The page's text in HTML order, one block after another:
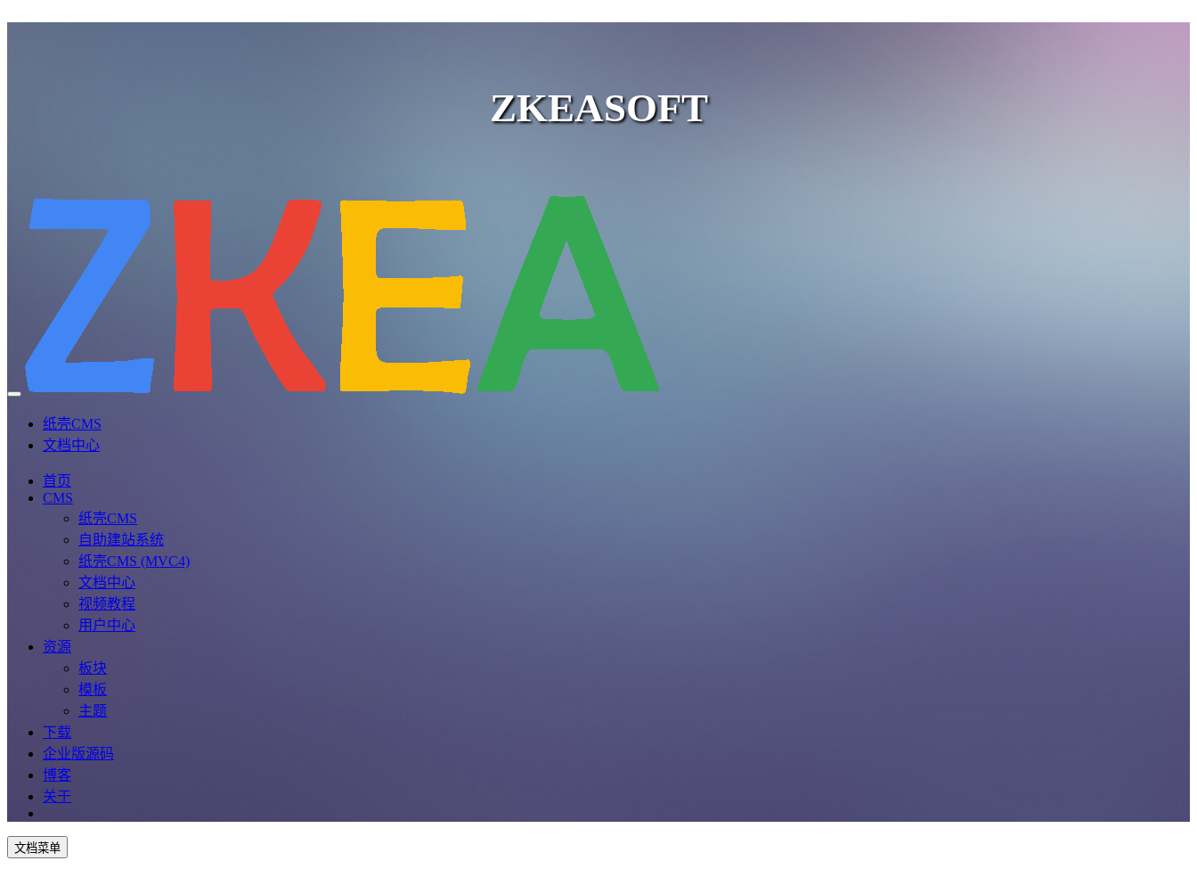
ZKEASOFT
纸壳CMS
文档中心
首页
CMS
纸壳CMS
自助建站系统
纸壳CMS (MVC4)
文档中心
视频教程
用户中心
资源
板块
模板
主题
下载
企业版源码
博客
关于
文档菜单